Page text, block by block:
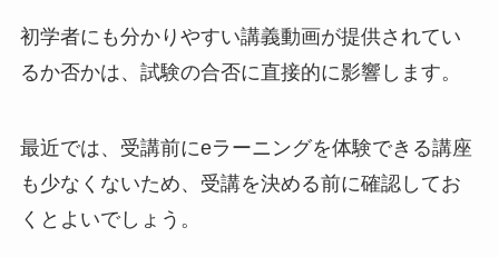
初学者にも分かりやすい講義動画が提供されてい
るか否かは、試験の合否に直接的に影響します。
最近では、受講前にeラーニングを体験できる講座
も少なくないため、受講を決める前に確認してお
くとよいでしょう。